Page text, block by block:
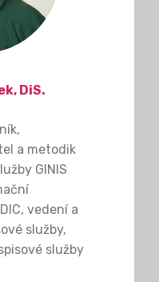
DiS.
a metodik
GINIS
vedení a
služby,
služby